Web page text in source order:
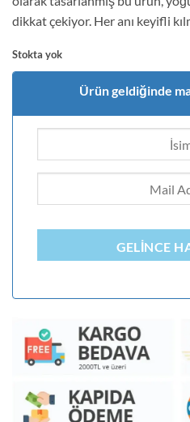
dikkat çekiyor. Her anı keyifli
Stokta yok
Ürün geldiğinde
GELINCE